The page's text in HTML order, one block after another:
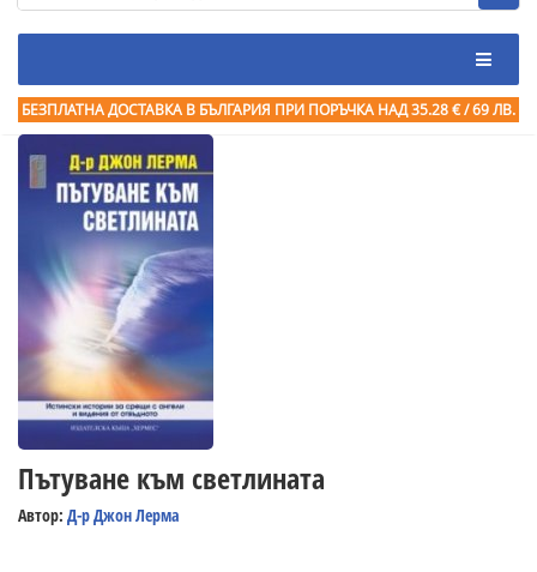
БЕЗПЛАТНА ДОСТАВКА В БЪЛГАРИЯ ПРИ ПОРЪЧКА НАД 35.28 € / 69 ЛВ.
Пътуване към светлината
Автор: Д-р Джон Лерма